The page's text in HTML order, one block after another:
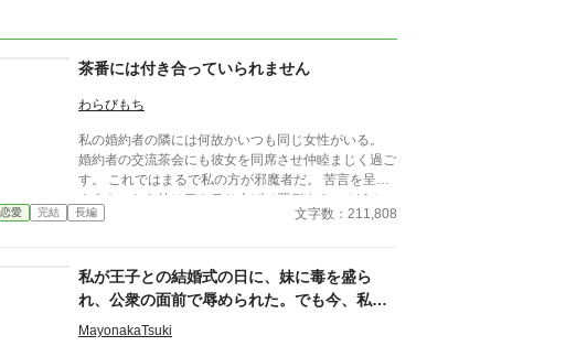
茶番には付き合っていられません
わらびもち
私の婚約者の隣には何故かいつも同じ女性がいる。
婚約者の交流茶会にも彼女を同席させ仲睦まじく過ご
す。 これではまるで私の方が邪魔者だ。 苦言を呈し
ようものなら彼は目を吊り上げて罵倒する。 どうし
て婚約者同士の交流にわざわざ部外者を連れてくるの
女性を傍に置きたいのなら好きにすればいいわ。
恋愛 完結 長編 文字数：211,808
私が王子との結婚式の日に、妹に毒を盛ら
れ、公衆の面前で辱められた。でも今、私は
時を戻し、運命を変えに来た。
MayonakaTsuki